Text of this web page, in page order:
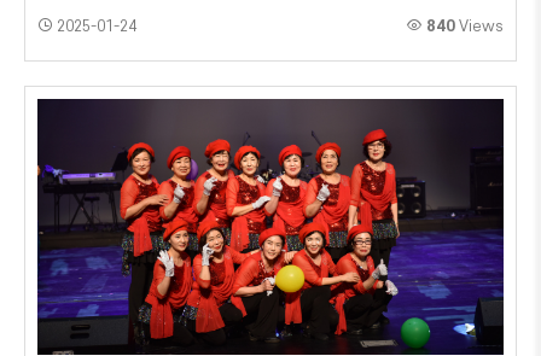
2025-01-24 840 Views